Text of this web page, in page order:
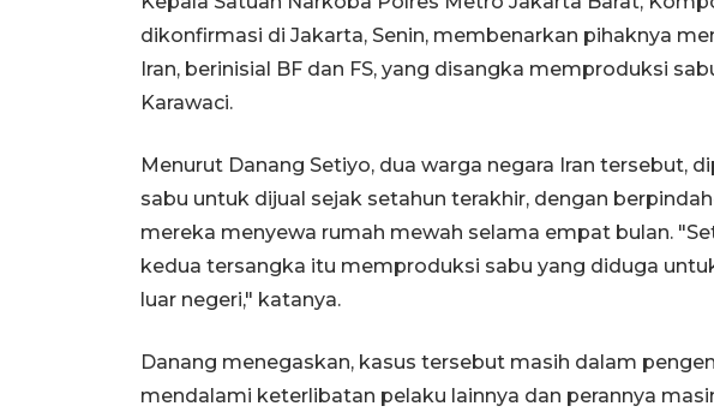
dikonfirmasi di Jakarta, Senin, membenarkan pihaknya
Iran, berinisial BF dan FS, yang disangka memproduksi
Karawaci.
Menurut Danang Setiyo, dua warga negara Iran tersebut,
sabu untuk dijual sejak setahun terakhir, dengan
mereka menyewa rumah mewah selama empat bulan.
kedua tersangka itu memproduksi sabu yang diduga
luar negeri," katanya.
Danang menegaskan, kasus tersebut masih dalam
mendalami keterlibatan pelaku lainnya dan perannya